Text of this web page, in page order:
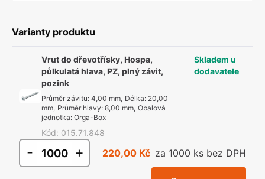
Varianty produktu
Vrut do dřevotřísky, Hospa,
půlkulatá hlava, PZ, plný závit,
pozink
Průměr závitu: 4,00 mm, Délka: 20,00
mm, Průměr hlavy: 8,00 mm, Obalová
jednotka: Orga-Box
Kód: 015.71.848
Skladem u
dodavatele
- + 220,00 Kč za 1000 ks bez DPH